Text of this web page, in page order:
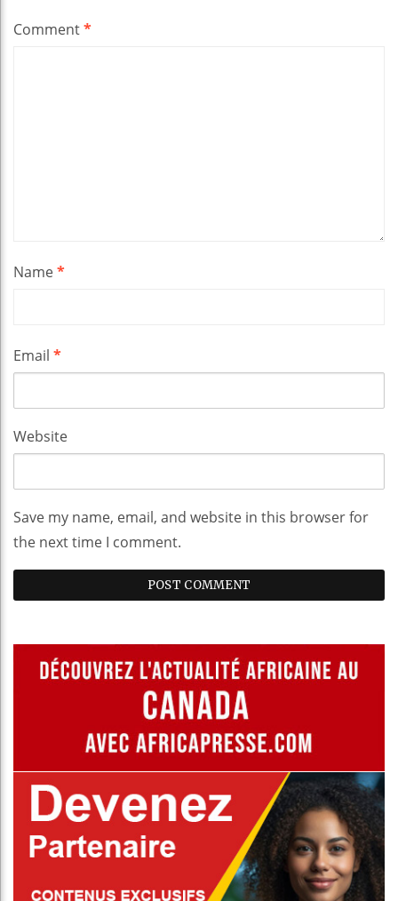
Comment*
Name*
Email *
Website
Save my name, email, and website in this browser for
the next time I comment.